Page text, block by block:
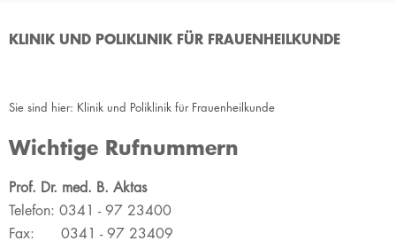
KLINIK UND POLIKLINIK FÜR FRAUENHEILKUNDE
Sie sind hier: Klinik und Poliklinik für Frauenheilkunde
Wichtige Rufnummern
​​Prof. Dr. med. B. Aktas
Telefon: 0341 - 97 23400
Fax: 0341 - 97 23409